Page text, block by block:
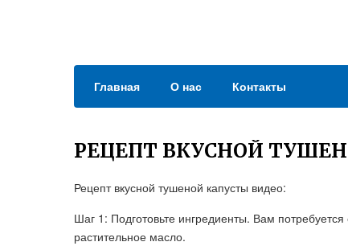
Главная О нас Контакты
РЕЦЕПТ ВКУСНОЙ
Рецепт вкусной тушеной капусты видео:
Шаг 1: Подготовьте ингредиенты. Вам
растительное масло.